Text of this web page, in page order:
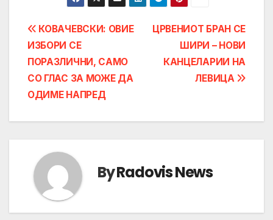
Post
navigation
ЦРВЕНИОТ БРАН СЕ
ШИРИ – НОВИ
КАНЦЕЛАРИИ НА
ЛЕВИЦА
КОВАЧЕВСКИ: ОВИЕ
ИЗБОРИ СЕ
ПОРАЗЛИЧНИ, САМО
СО ГЛАС ЗА МОЖЕ ДА
ОДИМЕ НАПРЕД
ByRadovis News